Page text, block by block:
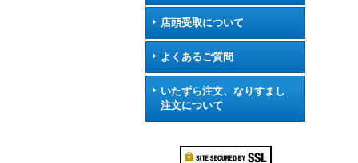
店頭受取について
よくあるご質問
いたずら注文、なりすまし
注文について